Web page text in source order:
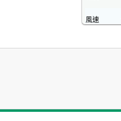
風速